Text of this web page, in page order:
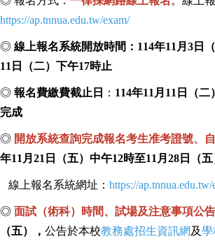
https://ap.tnnua.edu.tw/exam/
◎ 線上報名系統開放時間： 114年11 月 3 日
11 日（二）下午17時止
◎ 報名費繳費截止日 ： 114年11 月 11 日 （二）
完成
◎ 開放系統查詢完成報名考生准考證號、
年11 月 21 日（五）中午12時至11 月 28 日（
線上報名系統網址： https://ap.tnnua.edu.tw/
◎ 面試（術科）時間、試場及注意事項公告
（五）， 公告於本校教務處招生資訊網 及學